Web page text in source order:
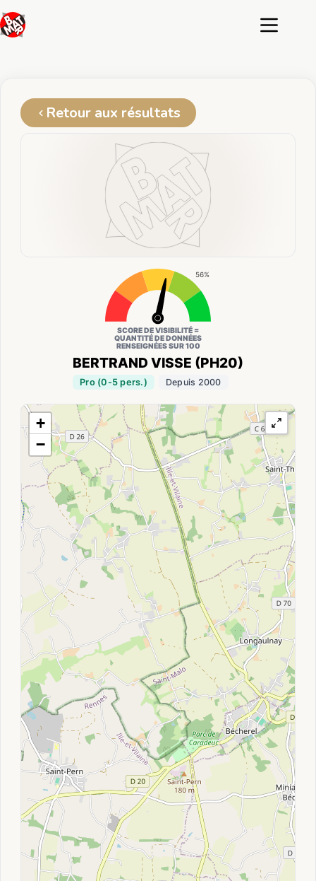
au
contenu
Retour aux résultats
BERTRAND VISSE (PH20)
Pro (0-5 pers.) Depuis 2000
56%
SCORE DE VISIBILITÉ =
QUANTITÉ DE DONNÉES
RENSEIGNÉES SUR 100
+
−